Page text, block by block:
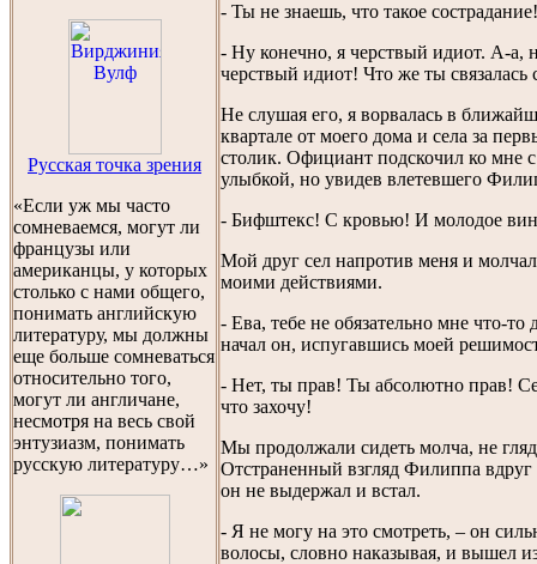
Русская точка зрения
«Если уж мы часто
сомневаемся, могут ли
французы или
американцы, у которых
столько с нами общего,
понимать английскую
литературу, мы должны
еще больше сомневаться
относительно того,
могут ли англичане,
несмотря на весь свой
энтузиазм, понимать
русскую литературу…»
- Ты не знаешь, что такое сострадание!
- Ну конечно, я черствый идиот. А-а,
черствый идиот! Что же ты связалась
Не слушая его, я ворвалась в
квартале от моего дома и села за
столик. Официант подскочил ко мне
улыбкой, но увидев влетевшего
- Бифштекс! С кровью! И молодое
Мой друг сел напротив меня и
моими действиями.
- Ева, тебе не обязательно мне что-
начал он, испугавшись моей
- Нет, ты прав! Ты абсолютно прав!
что захочу!
Мы продолжали сидеть молча, не
Отстраненный взгляд Филиппа вдруг
он не выдержал и встал.
- Я не могу на это смотреть, – он
волосы, словно наказывая, и вышел